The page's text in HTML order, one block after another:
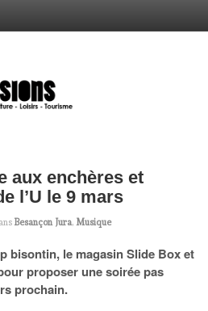
aux enchères et
l’U le 9 mars
Besançon Jura, Musique
bisontin, le magasin Slide Box et
proposer une soirée pas
prochain.